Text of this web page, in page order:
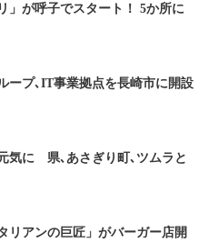
」が呼子でスタート！ 5か所に
ープ､IT事業拠点を長崎市に開設
気に 県､あさぎり町､ツムラと
リアンの巨匠」がバーガー店開